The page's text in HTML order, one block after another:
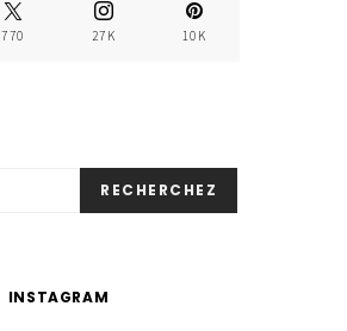
770 27K 10K
RECHERCHEZ
INSTAGRAM